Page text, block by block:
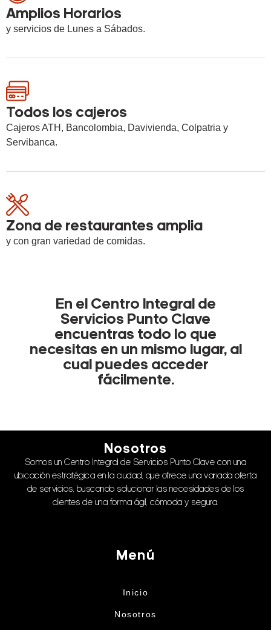
Amplios Horarios
y servicios de Lunes a Sábados.
Todos los cajeros
Cajeros ATH, Bancolombia, Davivienda, Colpatria y
Servibanca.
Zona de restaurantes amplia
y con gran variedad de comidas.
En el Centro Integral de
Servicios Punto Clave
encuentras todo lo que
necesitas en un mismo lugar, al
cual puedes acceder
fácilmente.
Nosotros
Somos un Centro Integral de Servicios Punto Clave con una
ubicación estratégica en la ciudad, que ofrece una variada oferta
de servicios, buscando solucionar las necesidades de los
clientes de una forma ágil, cómoda y segura.
Menú
Inicio
Nosotros